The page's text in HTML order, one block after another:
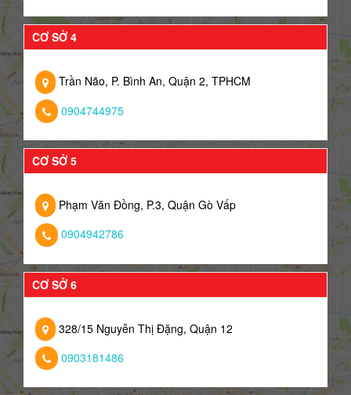
CƠ SỞ 4
Trần Não, P. Bình An, Quận 2, TPHCM
0904744975
CƠ SỞ 5
Phạm Văn Đồng, P.3, Quận Gò Vấp
0904942786
CƠ SỞ 6
328/15 Nguyễn Thị Đặng, Quận 12
0903181486